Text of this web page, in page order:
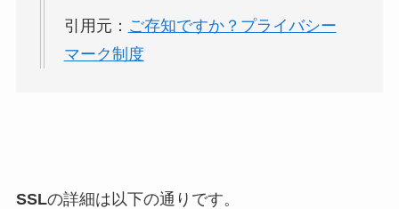
引用元： ご存知ですか？プライバシー
マーク制度
SSLの詳細は以下の通りです。